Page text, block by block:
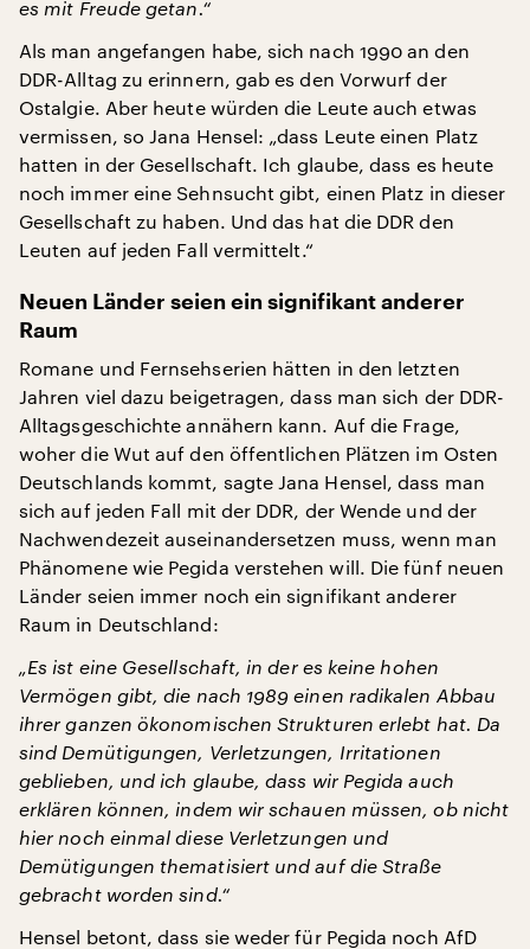
es mit Freude getan.“
Als man angefangen habe, sich nach 1990 an den
DDR-Alltag zu erinnern, gab es den Vorwurf der
Ostalgie. Aber heute würden die Leute auch etwas
vermissen, so Jana Hensel: „dass Leute einen Platz
hatten in der Gesellschaft. Ich glaube, dass es heute
noch immer eine Sehnsucht gibt, einen Platz in dieser
Gesellschaft zu haben. Und das hat die DDR den
Leuten auf jeden Fall vermittelt.“
Neuen Länder seien ein signifikant anderer
Raum
Romane und Fernsehserien hätten in den letzten
Jahren viel dazu beigetragen, dass man sich der DDR-
Alltagsgeschichte annähern kann. Auf die Frage,
woher die Wut auf den öffentlichen Plätzen im Osten
Deutschlands kommt, sagte Jana Hensel, dass man
sich auf jeden Fall mit der DDR, der Wende und der
Nachwendezeit auseinandersetzen muss, wenn man
Phänomene wie Pegida verstehen will. Die fünf neuen
Länder seien immer noch ein signifikant anderer
Raum in Deutschland:
„Es ist eine Gesellschaft, in der es keine hohen
Vermögen gibt, die nach 1989 einen radikalen Abbau
ihrer ganzen ökonomischen Strukturen erlebt hat. Da
sind Demütigungen, Verletzungen, Irritationen
geblieben, und ich glaube, dass wir Pegida auch
erklären können, indem wir schauen müssen, ob nicht
hier noch einmal diese Verletzungen und
Demütigungen thematisiert und auf die Straße
gebracht worden sind.“
Hensel betont, dass sie weder für Pegida noch AfD